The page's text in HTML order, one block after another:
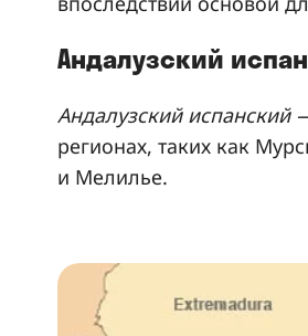
Андалузский
Андалузский испанский
регионах, таких как
и Мелилье.